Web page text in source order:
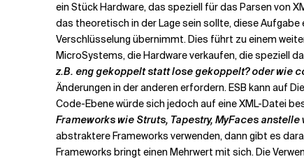
ein Stück Hardware, das speziell für das Parsen von
das theoretisch in der Lage sein sollte, diese
Verschlüsselung übernimmt. Dies führt zu einem
MicroSystems, die Hardware verkaufen, die speziell
z.B. eng gekoppelt statt lose gekoppelt? oder wie
Änderungen in der anderen erfordern. ESB kann auf
Code-Ebene würde sich jedoch auf eine XML-Datei
Frameworks wie Struts, Tapestry, MyFaces
abstraktere Frameworks verwenden, dann gibt es
Frameworks bringt einen Mehrwert mit sich. Die